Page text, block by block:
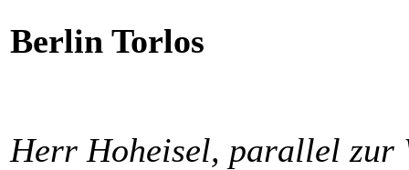
Berlin Torlos
Herr Hoheisel, parallel zur